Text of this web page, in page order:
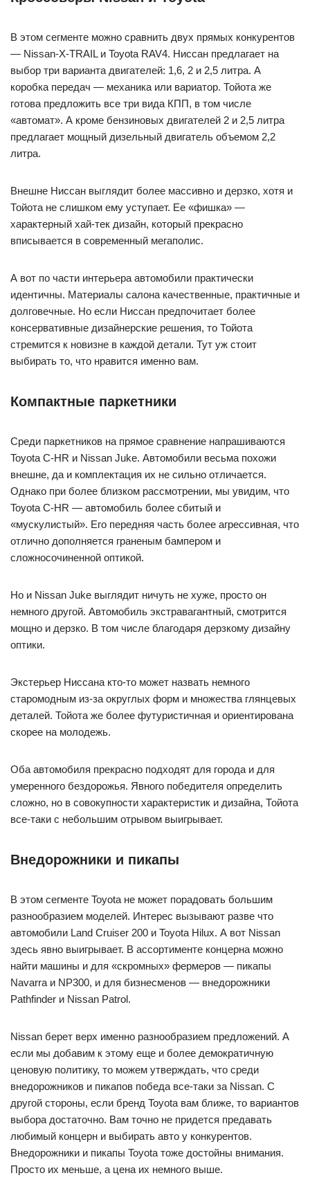
В этом сегменте можно сравнить двух прямых конкурентов
— Nissan-X-TRAIL и Toyota RAV4. Ниссан предлагает на
выбор три варианта двигателей: 1,6, 2 и 2,5 литра. А
коробка передач — механика или вариатор. Тойота же
готова предложить все три вида КПП, в том числе
«автомат». А кроме бензиновых двигателей 2 и 2,5 литра
предлагает мощный дизельный двигатель объемом 2,2
литра.
Внешне Ниссан выглядит более массивно и дерзко, хотя и
Тойота не слишком ему уступает. Ее «фишка» —
характерный хай-тек дизайн, который прекрасно
вписывается в современный мегаполис.
А вот по части интерьера автомобили практически
идентичны. Материалы салона качественные, практичные и
долговечные. Но если Ниссан предпочитает более
консервативные дизайнерские решения, то Тойота
стремится к новизне в каждой детали. Тут уж стоит
выбирать то, что нравится именно вам.
Компактные паркетники
Среди паркетников на прямое сравнение напрашиваются
Toyota C-HR и Nissan Juke. Автомобили весьма похожи
внешне, да и комплектация их не сильно отличается.
Однако при более близком рассмотрении, мы увидим, что
Toyota C-HR — автомобиль более сбитый и
«мускулистый». Его передняя часть более агрессивная, что
отлично дополняется граненым бампером и
сложносочиненной оптикой.
Но и Nissan Juke выглядит ничуть не хуже, просто он
немного другой. Автомобиль экстравагантный, смотрится
мощно и дерзко. В том числе благодаря дерзкому дизайну
оптики.
Экстерьер Ниссана кто-то может назвать немного
старомодным из-за округлых форм и множества глянцевых
деталей. Тойота же более футуристичная и ориентирована
скорее на молодежь.
Оба автомобиля прекрасно подходят для города и для
умеренного бездорожья. Явного победителя определить
сложно, но в совокупности характеристик и дизайна, Тойота
все-таки с небольшим отрывом выигрывает.
Внедорожники и пикапы
В этом сегменте Toyota не может порадовать большим
разнообразием моделей. Интерес вызывают разве что
автомобили Land Cruiser 200 и Toyota Hilux. А вот Nissan
здесь явно выигрывает. В ассортименте концерна можно
найти машины и для «скромных» фермеров — пикапы
Navarra и NP300, и для бизнесменов — внедорожники
Pathfinder и Nissan Patrol.
Nissan берет верх именно разнообразием предложений. А
если мы добавим к этому еще и более демократичную
ценовую политику, то можем утверждать, что среди
внедорожников и пикапов победа все-таки за Nissan. С
другой стороны, если бренд Toyota вам ближе, то вариантов
выбора достаточно. Вам точно не придется предавать
любимый концерн и выбирать авто у конкурентов.
Внедорожники и пикапы Toyota тоже достойны внимания.
Просто их меньше, а цена их немного выше.